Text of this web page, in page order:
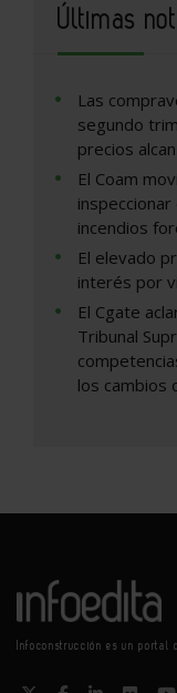
Últimas
Las
segundo
precios
El Coam
incendios
El elevado
interés por
El Cgate
Tribunal
los cambios
Infoconstrucción es un portal